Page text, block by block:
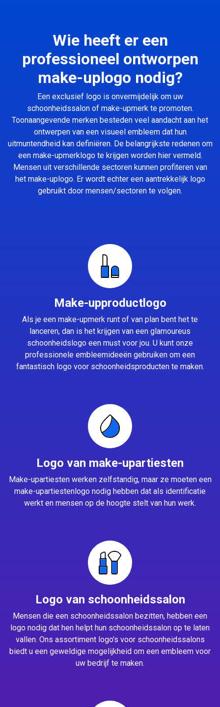
Wie heeft er een
professioneel ontworpen
make-uplogo nodig?
Een exclusief logo is onvermijdelijk om uw
schoonheidssalon of make-upmerk te promoten.
Toonaangevende merken besteden veel aandacht aan het
ontwerpen van een visueel embleem dat hun
uitmuntendheid kan definiëren. De belangrijkste redenen om
een make-upmerklogo te krijgen worden hier vermeld.
Mensen uit verschillende sectoren kunnen profiteren van
het make-uplogo. Er wordt echter een aantrekkelijk logo
gebruikt door mensen/sectoren te volgen.
Make-upproductlogo
Als je een make-upmerk runt of van plan bent het te
lanceren, dan is het krijgen van een glamoureus
schoonheidslogo een must voor jou. U kunt onze
professionele embleemideeën gebruiken om een
fantastisch logo voor schoonheidsproducten te maken.
Logo van make-upartiesten
Make-upartiesten werken zelfstandig, maar ze moeten een
make-upartiestenlogo nodig hebben dat als identificatie
werkt en mensen op de hoogte stelt van hun werk.
Logo van schoonheidssalon
Mensen die een schoonheidssalon bezitten, hebben een
logo nodig dat hen helpt hun schoonheidssalon op te laten
vallen. Ons assortiment logo's voor schoonheidssalons
biedt u een geweldige mogelijkheid om een embleem voor
uw bedrijf te maken.